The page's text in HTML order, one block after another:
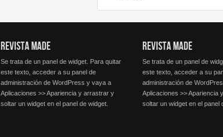
REVISTA MADE
Se trata de un panel de widget. Para quitar
este texto, acceder a su panel de
administración de WordPress y vaya a
Aplicaciones >> Apariencia y arrastrar y
soltar un widget en el panel de widget.
REVISTA MADE
Se trata de un panel de
este texto, acceder a su
administración de
Aplicaciones >> Apariencia
soltar un widget en el panel